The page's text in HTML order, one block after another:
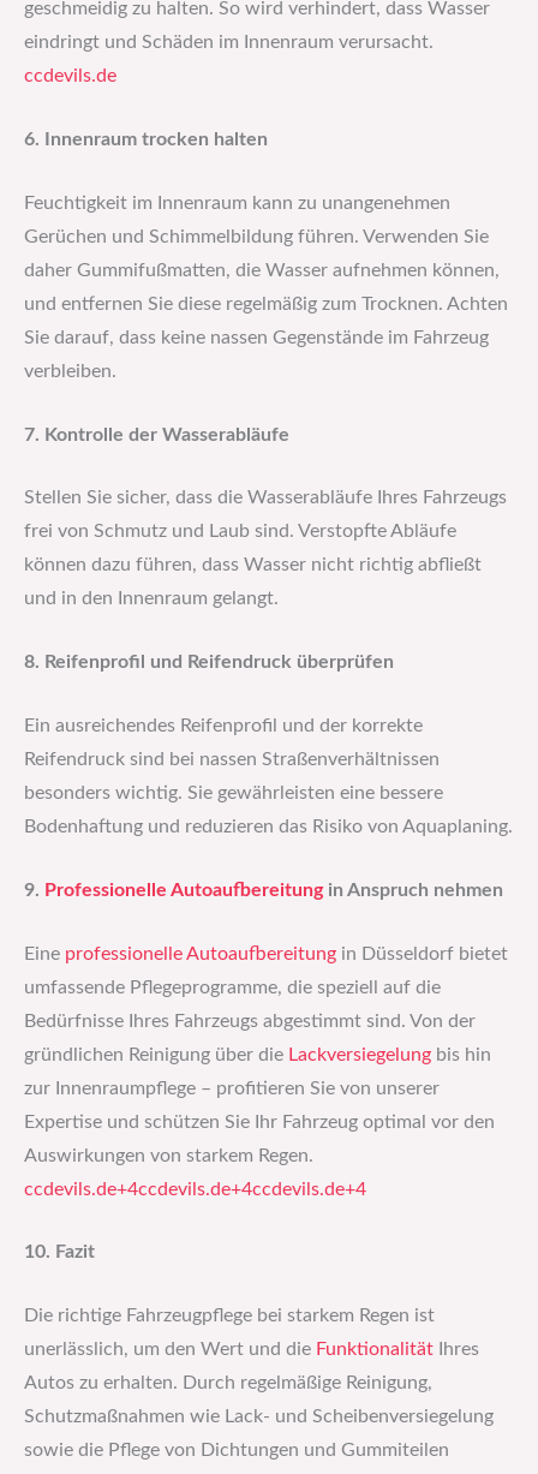
geschmeidig zu halten. So wird verhindert, dass Wasser
eindringt und Schäden im Innenraum verursacht.​
ccdevils.de
6. Innenraum trocken halten
Feuchtigkeit im Innenraum kann zu unangenehmen
Gerüchen und Schimmelbildung führen. Verwenden Sie
daher Gummifußmatten, die Wasser aufnehmen können,
und entfernen Sie diese regelmäßig zum Trocknen. Achten
Sie darauf, dass keine nassen Gegenstände im Fahrzeug
verbleiben.​
7. Kontrolle der Wasserabläufe
Stellen Sie sicher, dass die Wasserabläufe Ihres Fahrzeugs
frei von Schmutz und Laub sind. Verstopfte Abläufe
können dazu führen, dass Wasser nicht richtig abfließt
und in den Innenraum gelangt.​
8. Reifenprofil und Reifendruck überprüfen
Ein ausreichendes Reifenprofil und der korrekte
Reifendruck sind bei nassen Straßenverhältnissen
besonders wichtig. Sie gewährleisten eine bessere
Bodenhaftung und reduzieren das Risiko von Aquaplaning.​
9. Professionelle Autoaufbereitungin Anspruch nehmen
Eine professionelle Autoaufbereitung in Düsseldorf bietet
umfassende Pflegeprogramme, die speziell auf die
Bedürfnisse Ihres Fahrzeugs abgestimmt sind. Von der
gründlichen Reinigung über die Lackversiegelung bis hin
zur Innenraumpflege – profitieren Sie von unserer
Expertise und schützen Sie Ihr Fahrzeug optimal vor den
Auswirkungen von starkem Regen.​
ccdevils.de+4ccdevils.de+4ccdevils.de+4
10. Fazit
Die richtige Fahrzeugpflege bei starkem Regen ist
unerlässlich, um den Wert und die Funktionalität
Ihres
Autos zu erhalten. Durch regelmäßige Reinigung,
Schutzmaßnahmen wie Lack- und Scheibenversiegelung
sowie die Pflege von Dichtungen und Gummiteilen